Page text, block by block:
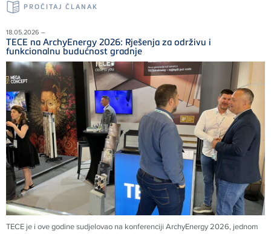
PROČITAJ ČLANAK
18.05.2026 –
TECE na ArchyEnergy 2026: Rješenja za održivu i
funkcionalnu budućnost gradnje
TECE je i ove godine sudjelovao na konferenciji ArchyEnergy 2026, jednom